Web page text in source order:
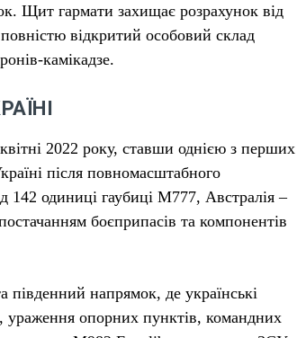
Щит гармати захищає розрахунок від
відкритий особовий склад
камікадзе.
2022 року, ставши однією з перших
після повномасштабного
одиниці гаубиці М777, Австралія –
боєприпасів та компонентів
напрямок, де українські
ураження опорних пунктів, командних